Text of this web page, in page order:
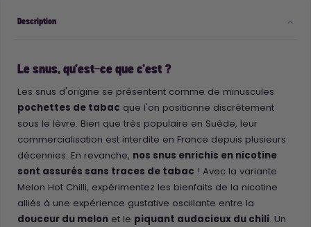
Description
Le snus, qu'est-ce que c'est ?
Les snus d'origine se présentent comme de minuscules
pochettes de tabac que l'on positionne discrètement
sous le lèvre. Bien que très populaire en Suède, leur
commercialisation est interdite en France depuis plusieurs
décennies. En revanche, nos snus enrichis en nicotine
sont assurés sans traces de tabac ! Avec la variante
Melon Hot Chilli, expérimentez les bienfaits de la nicotine
alliés à une expérience gustative oscillante entre la
douceur du melon et le piquant audacieux du chili. Un